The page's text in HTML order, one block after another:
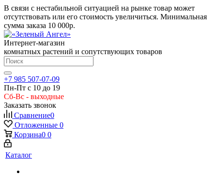
В связи с нестабильной ситуацией на рынке товар может
отсутствовать или его стоимость увеличиться. Минимальная
сумма заказа 10 000р.
Интернет-магазин
комнатных растений и сопутствующих товаров
+7 985 507-07-09
Пн-Пт с 10 до 19
Сб-Вс - выходные
Заказать звонок
Сравнение0
Отложенные 0
Корзина0 0
Каталог